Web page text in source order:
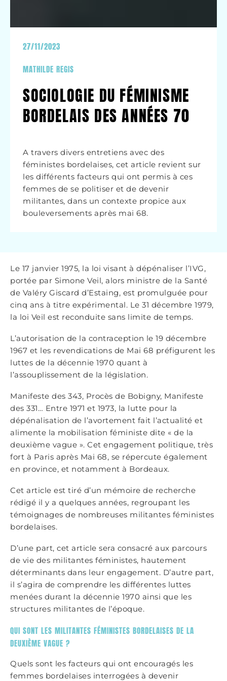
27/11/2023
MATHILDE REGIS
SOCIOLOGIE DU FÉMINISME
BORDELAIS DES ANNÉES 70
A travers divers entretiens avec des
féministes bordelaises, cet article revient sur
les différents facteurs qui ont permis à ces
femmes de se politiser et de devenir
militantes, dans un contexte propice aux
bouleversements après mai 68.
Le 17 janvier 1975, la loi visant à dépénaliser l’IVG,
portée par Simone Veil, alors ministre de la Santé
de Valéry Giscard d’Estaing, est promulguée pour
cinq ans à titre expérimental. Le 31 décembre 1979,
la loi Veil est reconduite sans limite de temps.
L’autorisation de la contraception le 19 décembre
1967 et les revendications de Mai 68 préfigurent les
luttes de la décennie 1970 quant à
l’assouplissement de la législation.
Manifeste des 343, Procès de Bobigny, Manifeste
des 331… Entre 1971 et 1973, la lutte pour la
dépénalisation de l’avortement fait l’actualité et
alimente la mobilisation féministe dite « de la
deuxième vague ». Cet engagement politique, très
fort à Paris après Mai 68, se répercute également
en province, et notamment à Bordeaux.
Cet article est tiré d’un mémoire de recherche
rédigé il y a quelques années, regroupant les
témoignages de nombreuses militantes féministes
bordelaises.
D’une part, cet article sera consacré aux parcours
de vie des militantes féministes, hautement
déterminants dans leur engagement. D’autre part,
il s’agira de comprendre les différentes luttes
menées durant la décennie 1970 ainsi que les
structures militantes de l’époque.
QUI SONT LES MILITANTES FÉMINISTES BORDELAISES DE LA
DEUXIÈME VAGUE ?
Quels sont les facteurs qui ont encouragés les
femmes bordelaises interrogées à devenir